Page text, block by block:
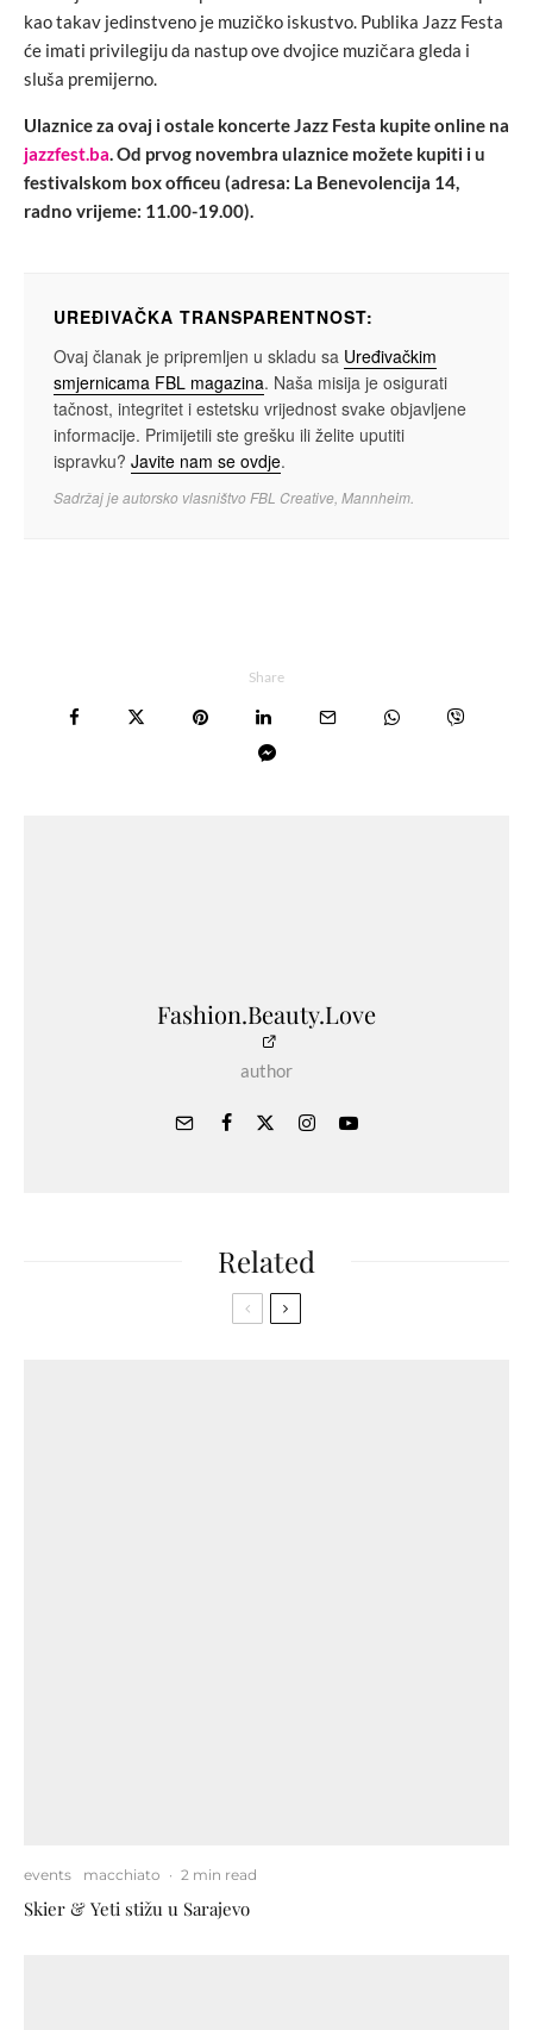
kao takav jedinstveno je muzičko iskustvo. Publika Jazz Festa
će imati privilegiju da nastup ove dvojice muzičara gleda i
sluša premijerno.
Ulaznice za ovaj i ostale koncerte Jazz Festa kupite online na
jazzfest.ba. Od prvog novembra ulaznice možete kupiti i u
festivalskom box officeu (adresa: La Benevolencija 14,
radno vrijeme: 11.00-19.00).
UREĐIVAČKA TRANSPARENTNOST:
Ovaj članak je pripremljen u skladu sa Uređivačkim
smjernicama FBL magazina. Naša misija je osigurati
tačnost, integritet i estetsku vrijednost svake objavljene
informacije. Primijetili ste grešku ili želite uputiti
ispravku? Javite nam se ovdje.
Sadržaj je autorsko vlasništvo FBL Creative, Mannheim.
Share
Fashion.Beauty.Love
author
Related
events macchiato · 2 min read
Skier & Yeti stižu u Sarajevo